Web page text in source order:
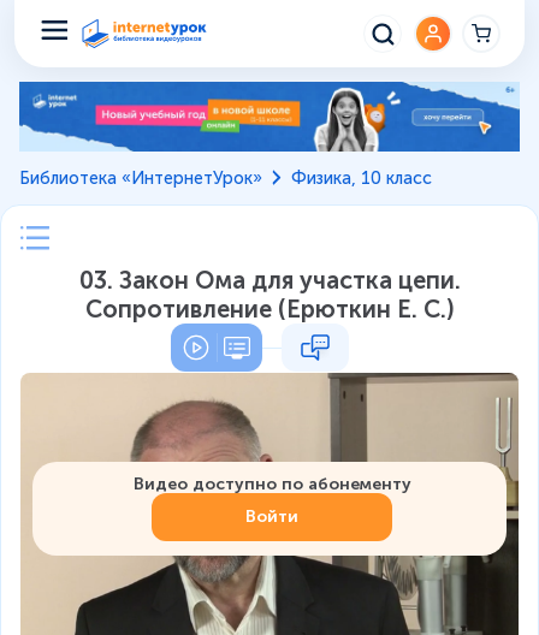
Библиотека «ИнтернетУрок» Физика, 10 класс
03. Закон Ома для участка цепи.
Сопротивление (Ерюткин Е. С.)
Видео доступно по абонементу
Войти